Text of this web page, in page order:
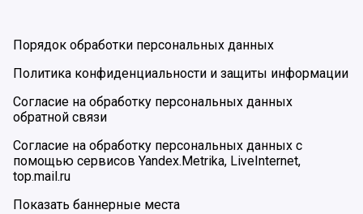
Порядок обработки персональных данных
Политика конфиденциальности и защиты информации
Согласие на обработку персональных данных
обратной связи
Согласие на обработку персональных данных с
помощью сервисов Yandex.Metrika, LiveInternet,
top.mail.ru
Показать баннерные места